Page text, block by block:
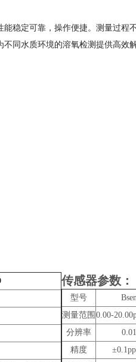
稳定可靠，操作便捷。测量过程
同水质环境的溶氧检测提供高效解
传感器参数：
型号
测量范围 0.00-
分辨率
精度